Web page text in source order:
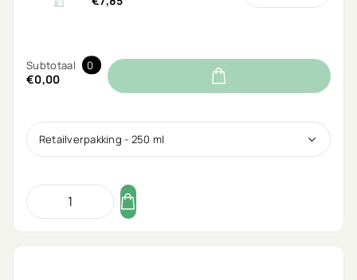
Subtotaal 0
€0,00